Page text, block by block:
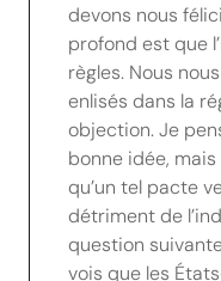
devons nous
profond est que
règles. Nous
enlisés dans la
objection. Je
bonne idée,
qu’un tel pacte
détriment de
question
vois que les